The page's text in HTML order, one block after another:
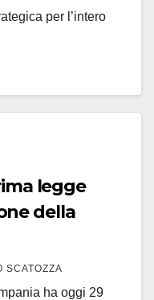
per l’intero
legge
della
SCATOZZA
ha oggi 29